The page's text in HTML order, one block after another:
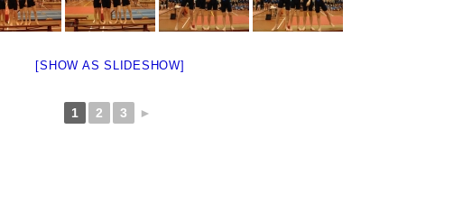
[SHOW AS SLIDESHOW]
1 2 3 ►